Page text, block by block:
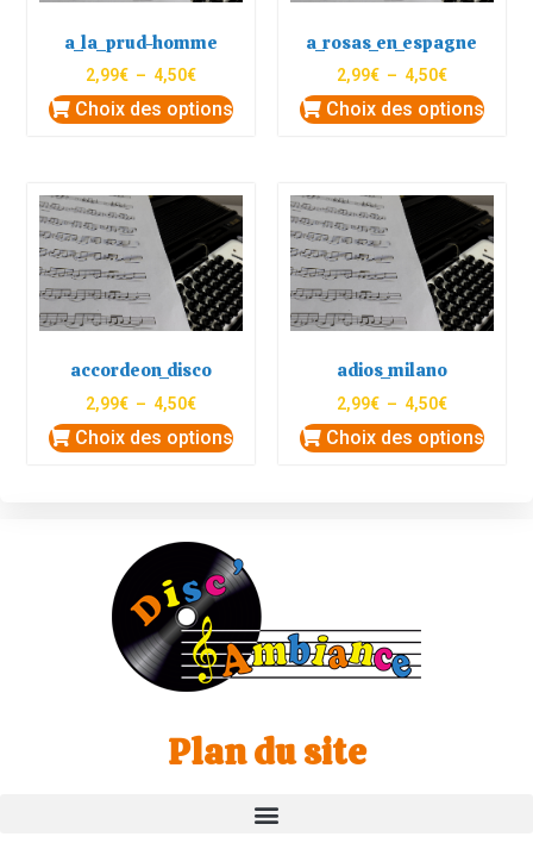
a_la_prud-homme
2,99€ – 4,50€
Choix des options
a_rosas_en_espagne
2,99€ – 4,50€
Choix des options
accordeon_disco
2,99€ – 4,50€
Choix des options
adios_milano
2,99€ – 4,50€
Choix des options
Plan du site